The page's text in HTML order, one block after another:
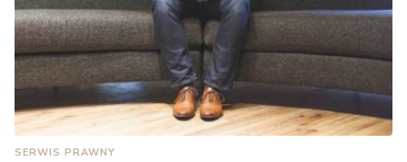
SERWIS PRAWNY